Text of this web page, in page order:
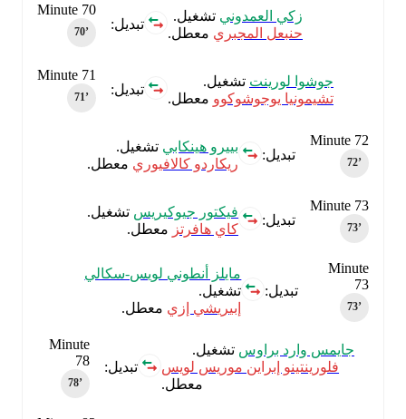
Minute 70
تبديل:
زكي العمدونيتشغيل.
حنبعل المجبريمعطل.
Minute 71
تبديل:
جوشوا لورينت تشغيل.
تشيمونيا يوجوشوكوومعطل.
تبديل:
بييرو هينكابيتشغيل.
ريكاردو كالافيوريمعطل.
Minute 72
تبديل:
فيكتور جيوكيريس تشغيل.
كاي هافرتزمعطل.
Minute 73
تبديل:
مايلز أنطوني لويس-سكالي
تشغيل.
إبيريشي إزي معطل.
Minute
Minute
تبديل:
جايمس وارد براوستشغيل.
فلورينتينو إبراين موريس لويس
معطل.